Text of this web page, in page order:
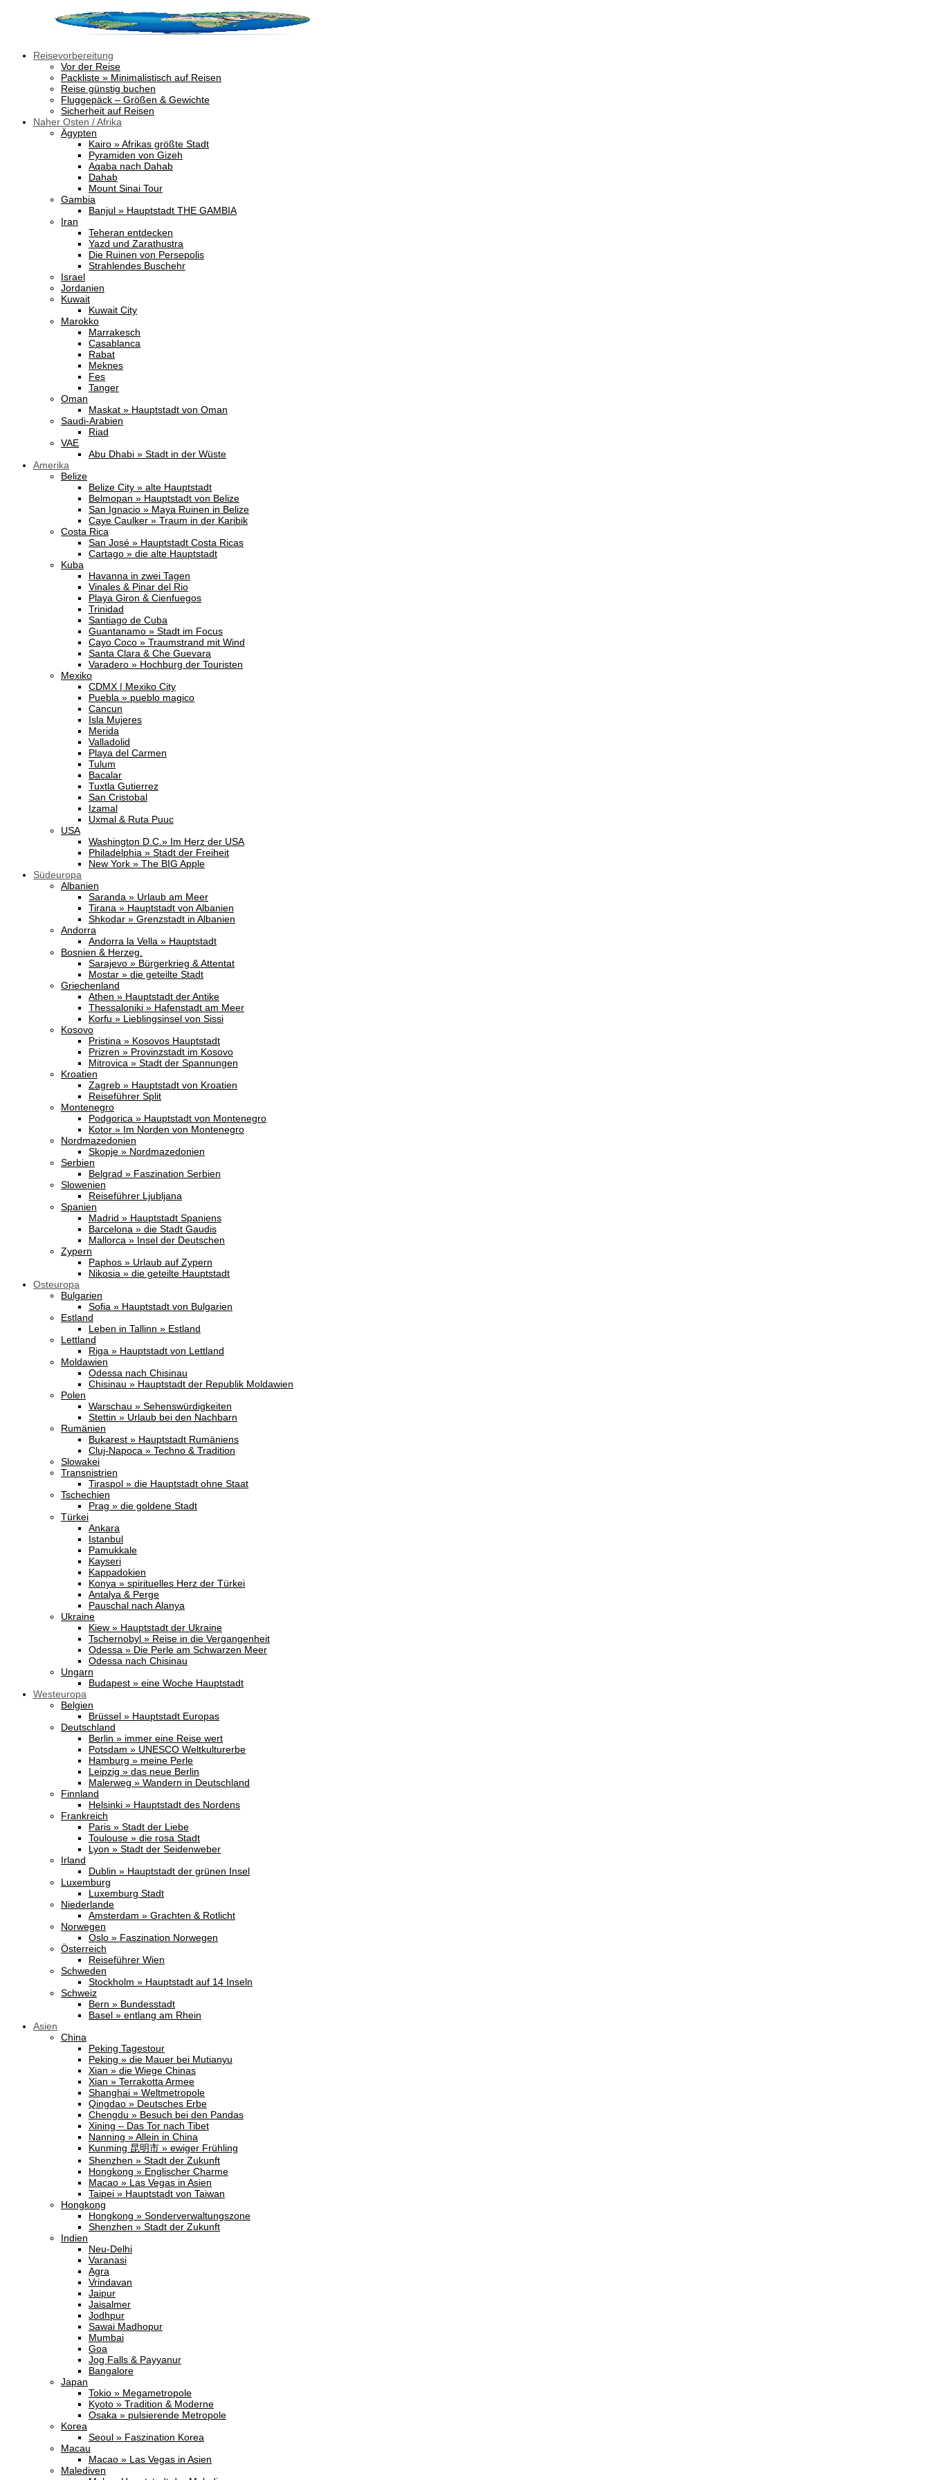
Reisevorbereitung
Vor der Reise
Packliste » Minimalistisch auf Reisen
Reise günstig buchen
Fluggepäck – Größen & Gewichte
Sicherheit auf Reisen
Naher Osten / Afrika
Ägypten
Kairo » Afrikas größte Stadt
Pyramiden von Gizeh
Aqaba nach Dahab
Dahab
Mount Sinai Tour
Gambia
Banjul » Hauptstadt THE GAMBIA
Iran
Teheran entdecken
Yazd und Zarathustra
Die Ruinen von Persepolis
Strahlendes Buschehr
Israel
Jordanien
Kuwait
Kuwait City
Marokko
Marrakesch
Casablanca
Rabat
Meknes
Fes
Tanger
Oman
Maskat » Hauptstadt von Oman
Saudi-Arabien
Riad
VAE
Abu Dhabi » Stadt in der Wüste
Amerika
Belize
Belize City » alte Hauptstadt
Belmopan » Hauptstadt von Belize
San Ignacio » Maya Ruinen in Belize
Caye Caulker » Traum in der Karibik
Costa Rica
San José » Hauptstadt Costa Ricas
Cartago » die alte Hauptstadt
Kuba
Havanna in zwei Tagen
Vinales & Pinar del Rio
Playa Giron & Cienfuegos
Trinidad
Santiago de Cuba
Guantanamo » Stadt im Focus
Cayo Coco » Traumstrand mit Wind
Santa Clara & Che Guevara
Varadero » Hochburg der Touristen
Mexiko
CDMX | Mexiko City
Puebla » pueblo magico
Cancun
Isla Mujeres
Merida
Valladolid
Playa del Carmen
Tulum
Bacalar
Tuxtla Gutierrez
San Cristobal
Izamal
Uxmal & Ruta Puuc
USA
Washington D.C.» Im Herz der USA
Philadelphia » Stadt der Freiheit
New York » The BIG Apple
Südeuropa
Albanien
Saranda » Urlaub am Meer
Tirana » Hauptstadt von Albanien
Shkodar » Grenzstadt in Albanien
Andorra
Andorra la Vella » Hauptstadt
Bosnien & Herzeg.
Sarajevo » Bürgerkrieg & Attentat
Mostar » die geteilte Stadt
Griechenland
Athen » Hauptstadt der Antike
Thessaloniki » Hafenstadt am Meer
Korfu » Lieblingsinsel von Sissi
Kosovo
Pristina » Kosovos Hauptstadt
Prizren » Provinzstadt im Kosovo
Mitrovica » Stadt der Spannungen
Kroatien
Zagreb » Hauptstadt von Kroatien
Reiseführer Split
Montenegro
Podgorica » Hauptstadt von Montenegro
Kotor » Im Norden von Montenegro
Nordmazedonien
Skopje » Nordmazedonien
Serbien
Belgrad » Faszination Serbien
Slowenien
Reiseführer Ljubljana
Spanien
Madrid » Hauptstadt Spaniens
Barcelona » die Stadt Gaudis
Mallorca » Insel der Deutschen
Zypern
Paphos » Urlaub auf Zypern
Nikosia » die geteilte Hauptstadt
Osteuropa
Bulgarien
Sofia » Hauptstadt von Bulgarien
Estland
Leben in Tallinn » Estland
Lettland
Riga » Hauptstadt von Lettland
Moldawien
Odessa nach Chisinau
Chisinau » Hauptstadt der Republik Moldawien
Polen
Warschau » Sehenswürdigkeiten
Stettin » Urlaub bei den Nachbarn
Rumänien
Bukarest » Hauptstadt Rumäniens
Cluj-Napoca » Techno & Tradition
Slowakei
Transnistrien
Tiraspol » die Hauptstadt ohne Staat
Tschechien
Prag » die goldene Stadt
Türkei
Ankara
Istanbul
Pamukkale
Kayseri
Kappadokien
Konya » spirituelles Herz der Türkei
Antalya & Perge
Pauschal nach Alanya
Ukraine
Kiew » Hauptstadt der Ukraine
Tschernobyl » Reise in die Vergangenheit
Odessa » Die Perle am Schwarzen Meer
Odessa nach Chisinau
Ungarn
Budapest » eine Woche Hauptstadt
Westeuropa
Belgien
Brüssel » Hauptstadt Europas
Deutschland
Berlin » immer eine Reise wert
Potsdam » UNESCO Weltkulturerbe
Hamburg » meine Perle
Leipzig » das neue Berlin
Malerweg » Wandern in Deutschland
Finnland
Helsinki » Hauptstadt des Nordens
Frankreich
Paris » Stadt der Liebe
Toulouse » die rosa Stadt
Lyon » Stadt der Seidenweber
Irland
Dublin » Hauptstadt der grünen Insel
Luxemburg
Luxemburg Stadt
Niederlande
Amsterdam » Grachten & Rotlicht
Norwegen
Oslo » Faszination Norwegen
Österreich
Reiseführer Wien
Schweden
Stockholm » Hauptstadt auf 14 Inseln
Schweiz
Bern » Bundesstadt
Basel » entlang am Rhein
Asien
China
Peking Tagestour
Peking » die Mauer bei Mutianyu
Xian » die Wiege Chinas
Xian » Terrakotta Armee
Shanghai » Weltmetropole
Qingdao » Deutsches Erbe
Chengdu » Besuch bei den Pandas
Xining – Das Tor nach Tibet
Nanning » Allein in China
Kunming 昆明市 » ewiger Frühling
Shenzhen » Stadt der Zukunft
Hongkong » Englischer Charme
Macao » Las Vegas in Asien
Taipei » Hauptstadt von Taiwan
Hongkong
Hongkong » Sonderverwaltungszone
Shenzhen » Stadt der Zukunft
Indien
Neu-Delhi
Varanasi
Agra
Vrindavan
Jaipur
Jaisalmer
Jodhpur
Sawai Madhopur
Mumbai
Goa
Jog Falls & Payyanur
Bangalore
Japan
Tokio » Megametropole
Kyoto » Tradition & Moderne
Osaka » pulsierende Metropole
Korea
Seoul » Faszination Korea
Macau
Macao » Las Vegas in Asien
Malediven